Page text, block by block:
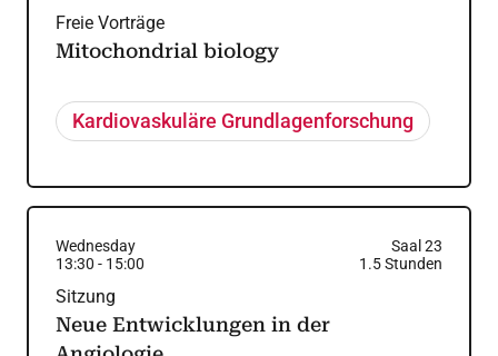
Freie Vorträge
Mitochondrial biology
Kardiovaskuläre Grundlagenforschung
Wednesday
Saal 23
13:30 - 15:00 1.5Stunden
Sitzung
Neue Entwicklungen in der